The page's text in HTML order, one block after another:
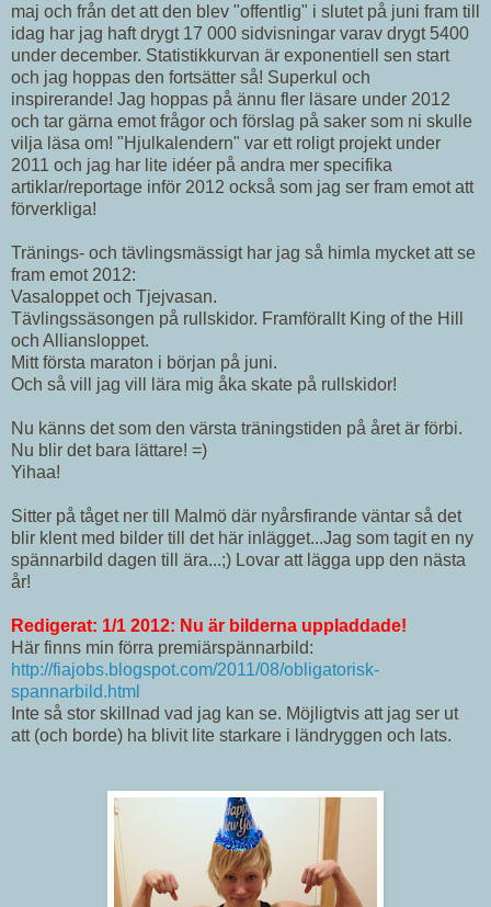
maj och från det att den blev "offentlig" i slutet på juni fram till
idag har jag haft drygt 17 000 sidvisningar varav drygt 5400
under december. Statistikkurvan är exponentiell sen start
och jag hoppas den fortsätter så! Superkul och
inspirerande! Jag hoppas på ännu fler läsare under 2012
och tar gärna emot frågor och förslag på saker som ni skulle
vilja läsa om! "Hjulkalendern" var ett roligt projekt under
2011 och jag har lite idéer på andra mer specifika
artiklar/reportage inför 2012 också som jag ser fram emot att
förverkliga!
Tränings- och tävlingsmässigt har jag så himla mycket att se
fram emot 2012:
Vasaloppet och Tjejvasan.
Tävlingssäsongen på rullskidor. Framförallt King of the Hill
och Alliansloppet.
Mitt första maraton i början på juni.
Och så vill jag vill lära mig åka skate på rullskidor!
Nu känns det som den värsta träningstiden på året är förbi.
Nu blir det bara lättare! =)
Yihaa!
Sitter på tåget ner till Malmö där nyårsfirande väntar så det
blir klent med bilder till det här inlägget...Jag som tagit en ny
spännarbild dagen till ära...;) Lovar att lägga upp den nästa
år!
Redigerat: 1/1 2012: Nu är bilderna uppladdade!
Här finns min förra premiärspännarbild:
http://fiajobs.blogspot.com/2011/08/obligatorisk-
spannarbild.html
Inte så stor skillnad vad jag kan se. Möjligtvis att jag ser ut
att (och borde) ha blivit lite starkare i ländryggen och lats.